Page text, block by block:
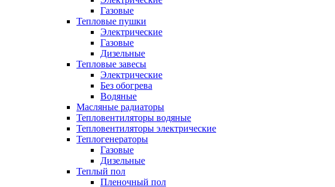
Газовые
Тепловые пушки
Электрические
Газовые
Дизельные
Тепловые завесы
Электрические
Без обогрева
Водяные
Масляные радиаторы
Тепловентиляторы водяные
Тепловентиляторы электрические
Теплогенераторы
Газовые
Дизельные
Теплый пол
Пленочный пол